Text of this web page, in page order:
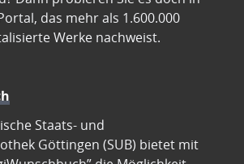
das mehr als 1.600.000
Werke nachweist.
Staats- und
Göttingen (SUB) bietet mit